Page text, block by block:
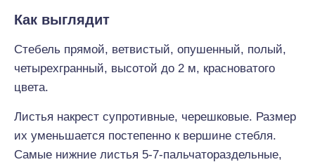
Как выглядит
Стебель прямой, ветвистый, опушенный, полый,
четырехгранный, высотой до 2 м, красноватого
цвета.
Листья накрест супротивные, черешковые. Размер
их уменьшается постепенно к вершине стебля.
Самые нижние листья 5-7-пальчатораздельные,